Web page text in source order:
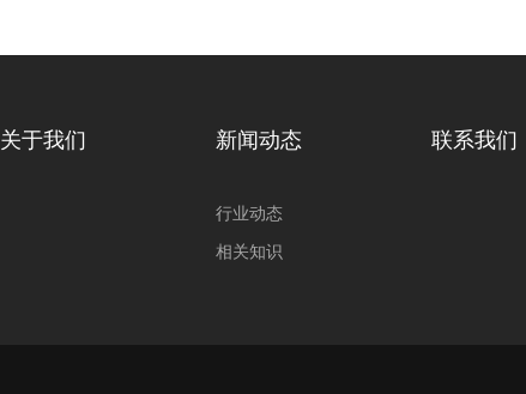
关于我们 新闻动态
行业动态
相关知识
联系我们